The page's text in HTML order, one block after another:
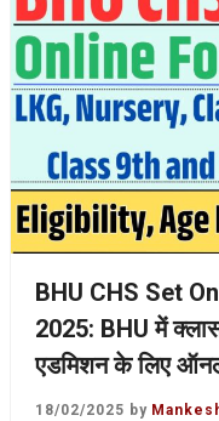
BHU CHS Set
2025: BHU में
एडमिशन के लिए
18/02/2025 by